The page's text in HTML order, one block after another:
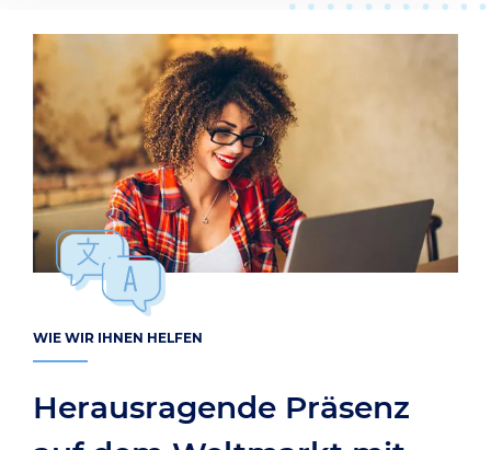
WIE WIR IHNEN HELFEN
Herausragende Präsenz